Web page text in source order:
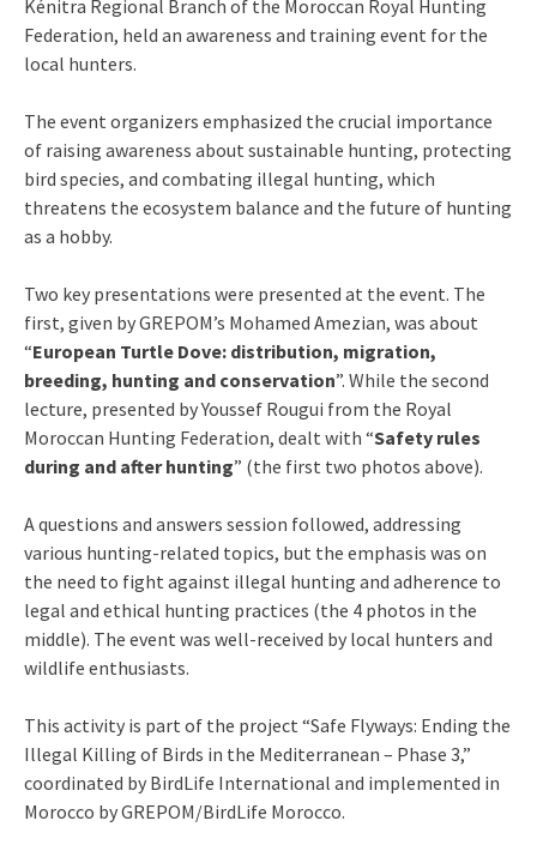
Kénitra Regional Branch of the Moroccan Royal Hunting
Federation, held an awareness and training event for the
local hunters.
The event organizers emphasized the crucial importance
of raising awareness about sustainable hunting, protecting
bird species, and combating illegal hunting, which
threatens the ecosystem balance and the future of hunting
as a hobby.
Two key presentations were presented at the event. The
first, given by GREPOM’s Mohamed Amezian, was about
“European Turtle Dove: distribution, migration,
breeding, hunting and conservation”. While the second
lecture, presented by Youssef Rougui from the Royal
Moroccan Hunting Federation, dealt with “Safety rules
during and after hunting” (the first two photos above).
A questions and answers session followed, addressing
various hunting-related topics, but the emphasis was on
the need to fight against illegal hunting and adherence to
legal and ethical hunting practices (the 4 photos in the
middle). The event was well-received by local hunters and
wildlife enthusiasts.
This activity is part of the project “Safe Flyways: Ending the
Illegal Killing of Birds in the Mediterranean – Phase 3,”
coordinated by BirdLife International and implemented in
Morocco by GREPOM/BirdLife Morocco.